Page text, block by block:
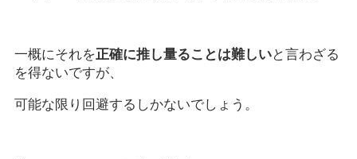
一概にそれを正確に推し量ることは難しいと言わざる
を得ないですが、
可能な限り回避するしかないでしょう。